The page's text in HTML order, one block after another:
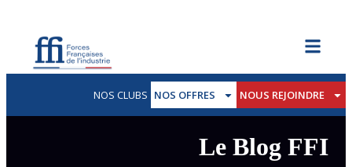
NOS CLUBS NOS OFFRES NOUS REJOINDRE
Le Blog FFI